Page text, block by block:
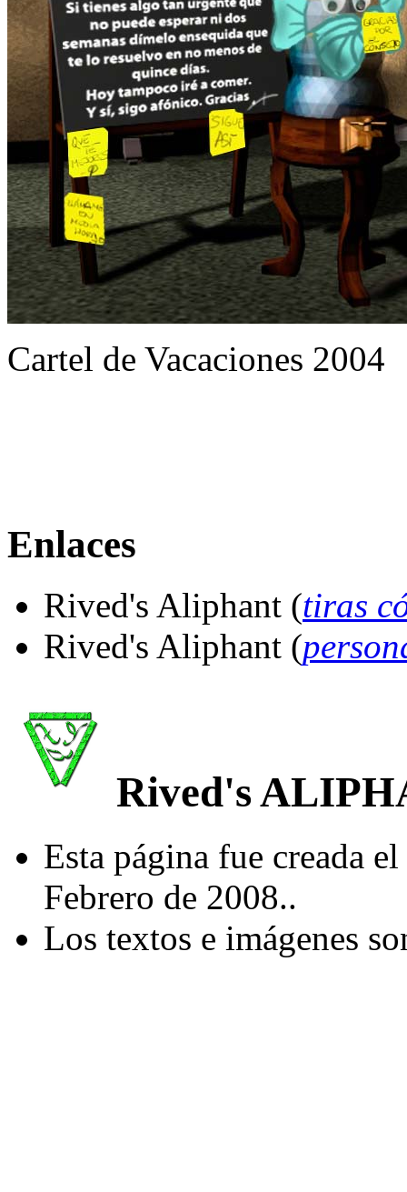
Cartel de Vacaciones 2004
Enlaces
Rived's Aliphant (tiras
Rived's Aliphant (
Rived's
Esta página fue creada
Febrero de 2008..
Los textos e imágenes